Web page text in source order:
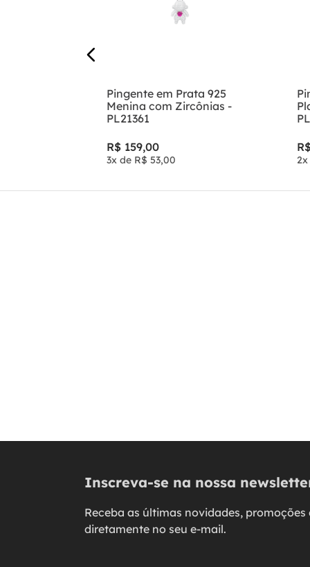
Pingente em Prata 925
Menina com Zircônias -
PL21361
R$ 159,00
3x de R$ 53,00 2x
Inscreva-se na nossa
Receba as últimas novidades,
diretamente no seu e-mail.